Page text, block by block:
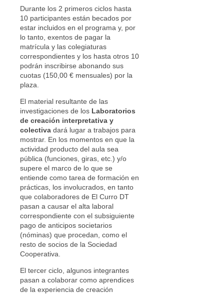
Durante los 2 primeros ciclos hasta
10 participantes están becados por
estar incluidos en el programa y, por
lo tanto, exentos de pagar la
matrícula y las colegiaturas
correspondientes y los hasta otros 10
podrán inscribirse abonando sus
cuotas (150,00 € mensuales) por la
plaza.
El material resultante de las
investigaciones de los Laboratorios
de creación interpretativa y
colectiva dará lugar a trabajos para
mostrar. En los momentos en que la
actividad producto del aula sea
pública (funciones, giras, etc.) y/o
supere el marco de lo que se
entiende como tarea de formación en
prácticas, los involucrados, en tanto
que colaboradores de El Curro DT
pasan a causar el alta laboral
correspondiente con el subsiguiente
pago de anticipos societarios
(nóminas) que procedan, como el
resto de socios de la Sociedad
Cooperativa.
El tercer ciclo, algunos integrantes
pasan a colaborar como aprendices
de la experiencia de creación